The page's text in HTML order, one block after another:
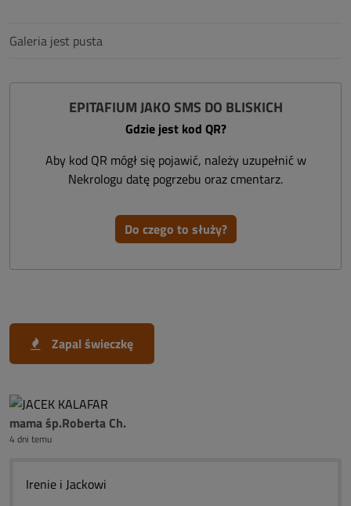
Galeria jest pusta
EPITAFIUM JAKO SMS DO BLISKICH
Gdzie jest kod QR?
Aby kod QR mógł się pojawić, należy uzupełnić w
Nekrologu datę pogrzebu oraz cmentarz.
Do czego to służy?
Zapal świeczkę
mama śp.Roberta Ch.
4 dni temu
Irenie i Jackowi